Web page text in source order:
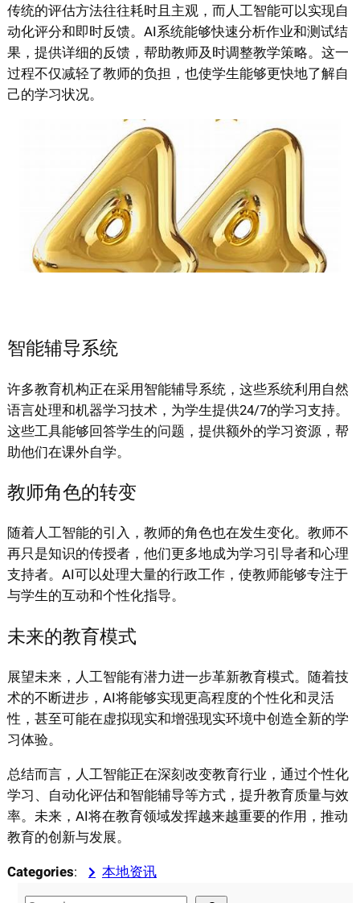
传统的评估方法往往耗时且主观，而人工智能可以实现自
动化评分和即时反馈。AI系统能够快速分析作业和测试结
果，提供详细的反馈，帮助教师及时调整教学策略。这一
过程不仅减轻了教师的负担，也使学生能够更快地了解自
己的学习状况。
智能辅导系统
许多教育机构正在采用智能辅导系统，这些系统利用自然
语言处理和机器学习技术，为学生提供24/7的学习支持。
这些工具能够回答学生的问题，提供额外的学习资源，帮
助他们在课外自学。
教师角色的转变
随着人工智能的引入，教师的角色也在发生变化。教师不
再只是知识的传授者，他们更多地成为学习引导者和心理
支持者。AI可以处理大量的行政工作，使教师能够专注于
与学生的互动和个性化指导。
未来的教育模式
展望未来，人工智能有潜力进一步革新教育模式。随着技
术的不断进步，AI将能够实现更高程度的个性化和灵活
性，甚至可能在虚拟现实和增强现实环境中创造全新的学
习体验。
总结而言，人工智能正在深刻改变教育行业，通过个性化
学习、自动化评估和智能辅导等方式，提升教育质量与效
率。未来，AI将在教育领域发挥越来越重要的作用，推动
教育的创新与发展。
Categories:
本地资讯